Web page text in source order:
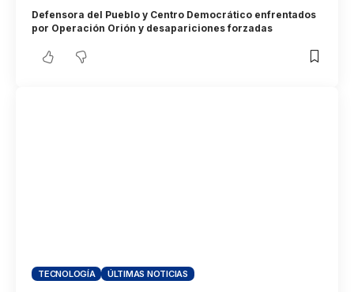
Defensora del Pueblo y Centro Democrático enfrentados
por Operación Orión y desapariciones forzadas
TECNOLOGÍA ÚLTIMAS NOTICIAS